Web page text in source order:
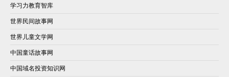
学习力教育智库
世界民间故事网
世界儿童文学网
中国童话故事网
中国域名投资知识网